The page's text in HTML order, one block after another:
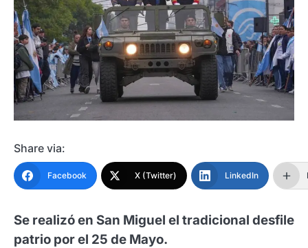
Share via:
Facebook X (Twitter) LinkedIn
Se realizó en San Miguel el tradicional desfile
patrio por el 25 de Mayo.